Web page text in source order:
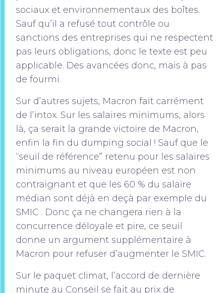
sociaux et environnementaux des boîtes.
Sauf qu’il a refusé tout contrôle ou
sanctions des entreprises qui ne respectent
pas leurs obligations, donc le texte est peu
applicable. Des avancées donc, mais à pas
de fourmi.
Sur d’autres sujets, Macron fait carrément
de l’intox. Sur les salaires minimums, alors
là, ça serait la grande victoire de Macron,
enfin la fin du dumping social ! Sauf que le
“seuil de référence” retenu pour les salaires
minimums au niveau européen est non
contraignant et que les 60 % du salaire
médian sont déjà en deçà par exemple du
SMIC . Donc ça ne changera rien à la
concurrence déloyale et pire, ce seuil
donne un argument supplémentaire à
Macron pour refuser d’augmenter le SMIC.
Sur le paquet climat, l’accord de dernière
minute au Conseil se fait au prix de